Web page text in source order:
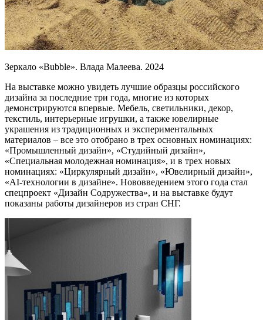
Зеркало «Bubble». Влада Малеева. 2024
На выставке можно увидеть лучшие образцы российского
дизайна за последние три года, многие из которых
демонстрируются впервые. Мебель, светильники, декор,
текстиль, интерьерные игрушки, а также ювелирные
украшения из традиционных и экспериментальных
материалов – все это отобрано в трех основных номинациях:
«Промышленный дизайн», «Студийный дизайн»,
«Специальная молодежная номинация», и в трех новых
номинациях: «Циркулярный дизайн», «Ювелирный дизайн»,
«AI-технологии в дизайне». Нововведением этого года стал
спецпроект «Дизайн Содружества», и на выставке будут
показаны работы дизайнеров из стран СНГ.